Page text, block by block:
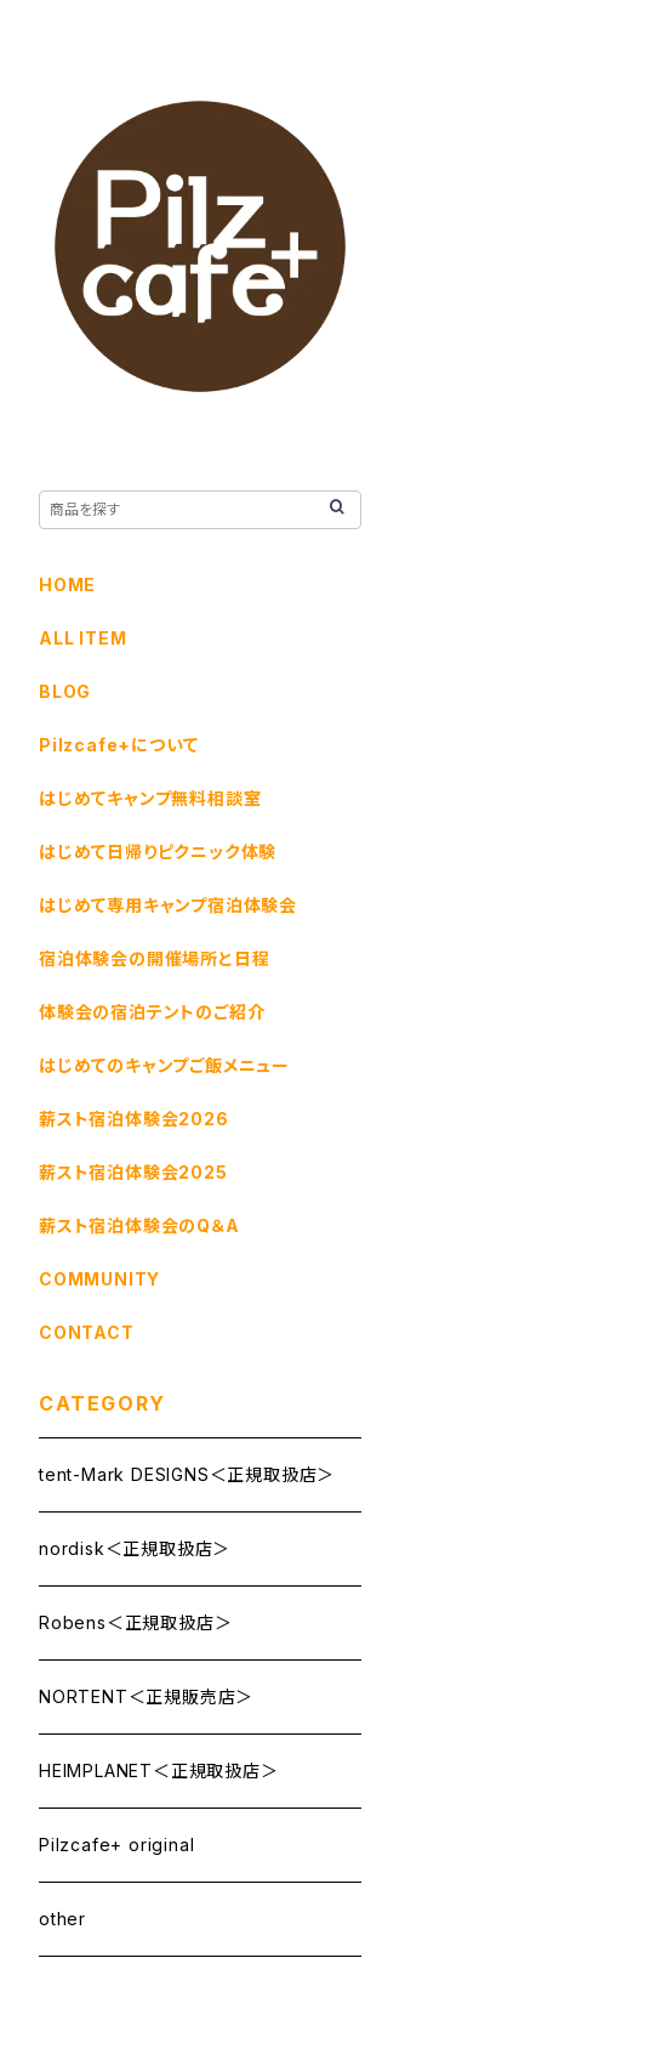
HOME
ALL ITEM
BLOG
Pilzcafe+について
はじめてキャンプ無料相談室
はじめて日帰りピクニック体験
はじめて専用キャンプ宿泊体験会
宿泊体験会の開催場所と日程
体験会の宿泊テントのご紹介
はじめてのキャンプご飯メニュー
薪スト宿泊体験会2026
薪スト宿泊体験会2025
薪スト宿泊体験会のQ＆A
COMMUNITY
CONTACT
CATEGORY
tent-Mark DESIGNS＜正規取扱店＞
nordisk＜正規取扱店＞
Robens＜正規取扱店＞
NORTENT＜正規販売店＞
HEIMPLANET＜正規取扱店＞
Pilzcafe+ original
other